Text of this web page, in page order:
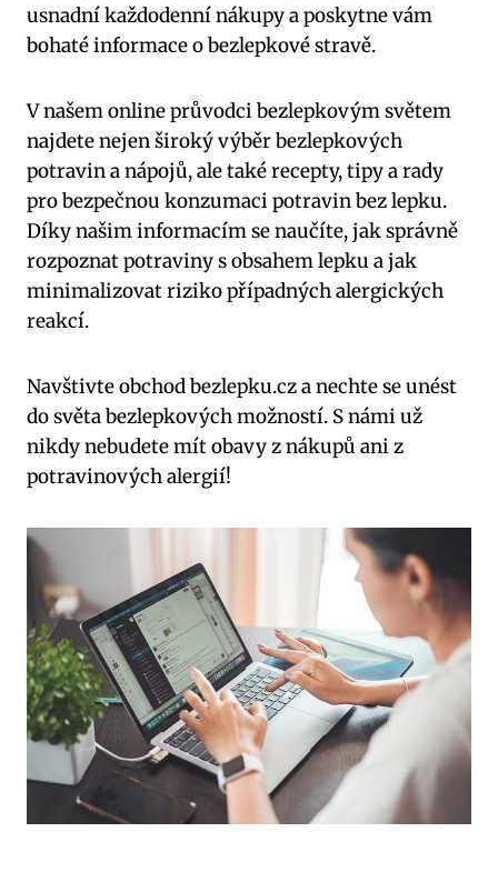
usnadní každodenní nákupy a poskytne vám
bohaté informace o bezlepkové stravě.
V našem online průvodci bezlepkovým světem
najdete nejen široký výběr bezlepkových
potravin a nápojů, ale také recepty, tipy a rady
pro bezpečnou konzumaci potravin bez lepku.
Díky našim informacím se naučíte, jak správně
rozpoznat potraviny s obsahem lepku a jak
minimalizovat riziko případných alergických
reakcí.
Navštivte obchod bezlepku.cz a nechte se unést
do světa bezlepkových možností. S námi už
nikdy nebudete mít obavy z nákupů ani z
potravinových alergií!